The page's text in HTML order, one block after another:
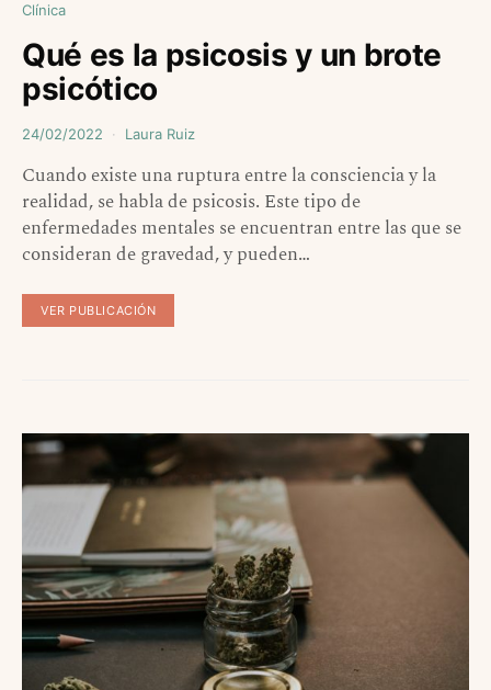
Clínica
Qué es la psicosis y un brote
psicótico
24/02/2022 Laura Ruiz
Cuando existe una ruptura entre la consciencia y la
realidad, se habla de psicosis. Este tipo de
enfermedades mentales se encuentran entre las que se
consideran de gravedad, y pueden…
VER PUBLICACIÓN